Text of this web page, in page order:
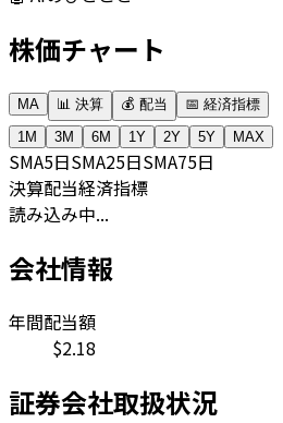
株価チャート
MA 📊 決算 💰 配当
📅 経済指標
1M
3M 6M 1Y 2Y 5Y MAX
SMA5日SMA25日SMA75日
決算配当経済指標
読み込み中...
会社情報
年間配当額
$2.18
証券会社取扱状況